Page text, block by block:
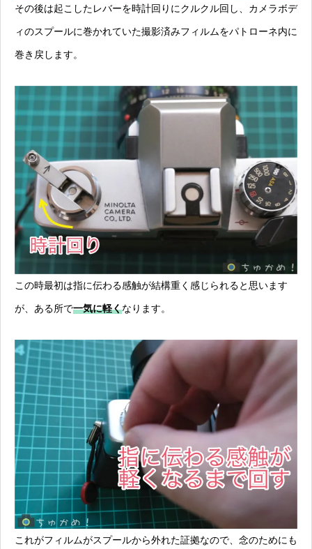
その後は起こしたレバーを時計回りにクルクル回し、カメラボデ
ィのスプールに巻かれていた撮影済みフィルムをパトローネ内に
巻き戻します。
この時最初は指に伝わる感触が結構重く感じられると思います
が、ある所で一気に軽くなります。
これがフィルムがスプールから外れた証拠なので、念のためにも